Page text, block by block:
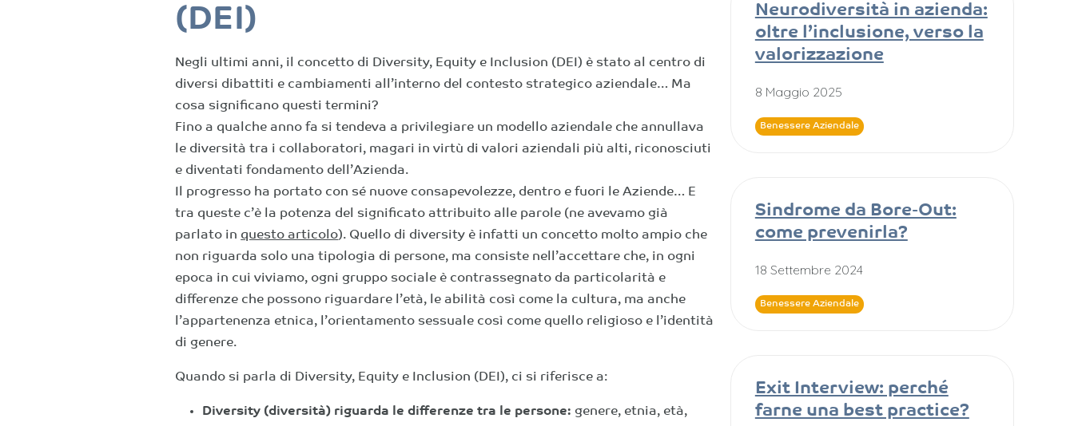
(DEI)
Negli ultimi anni, il concetto di Diversity, Equity e Inclusion (DEI) è stato al centro di
diversi dibattiti e cambiamenti all’interno del contesto strategico aziendale… Ma
cosa significano questi termini?
Fino a qualche anno fa si tendeva a privilegiare un modello aziendale che annullava
le diversità tra i collaboratori, magari in virtù di valori aziendali più alti, riconosciuti
e diventati fondamento dell’Azienda.
Il progresso ha portato con sé nuove consapevolezze, dentro e fuori le Aziende… E
tra queste c’è la potenza del significato attribuito alle parole (ne avevamo già
parlato in questo articolo). Quello di diversity è infatti un concetto molto ampio che
non riguarda solo una tipologia di persone, ma consiste nell’accettare che, in ogni
epoca in cui viviamo, ogni gruppo sociale è contrassegnato da particolarità e
differenze che possono riguardare l’età, le abilità così come la cultura, ma anche
l’appartenenza etnica, l’orientamento sessuale così come quello religioso e l’identità
di genere.
Quando si parla di Diversity, Equity e Inclusion (DEI), ci si riferisce a:
Diversity (diversità) riguarda le differenze tra le persone: genere, etnia, età,
Neurodiversità in azienda:
oltre l’inclusione, verso la
valorizzazione
8 Maggio 2025
Benessere Aziendale
Sindrome da Bore-Out:
come prevenirla?
18 Settembre 2024
Benessere Aziendale
Exit Interview: perché
farne una best practice?